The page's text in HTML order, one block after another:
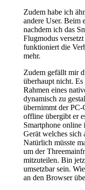
Zudem habe ich
andere User. Beim
nachdem ich das
Flugmodus
funktioniert die
mehr.
Zudem gefällt mir
überhaupt nicht.
Rahmen eines
dynamisch zu
übernimmt der PC-
offline übergibt er
Smartphone online
Gerät welches sich
Natürlich müsste
um der
mitzuteilen. Bin
umsetzbar sein.
an den Browser